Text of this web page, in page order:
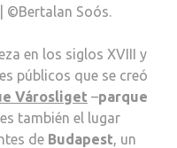
| ©Bertalan Soós.
en los siglos XVIII y
públicos que se creó
Városliget –parque
también el lugar
de Budapest, un